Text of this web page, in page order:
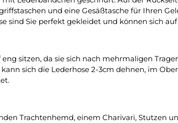
und eine Gesäßtasche für Ihren
sind Sie perfekt gekleidet und können sich
sitzen, da sie sich nach mehrmaligen
sich die Lederhose 2-3cm dehnen, im
Trachtenhemd, einem Charivari, Stutzen